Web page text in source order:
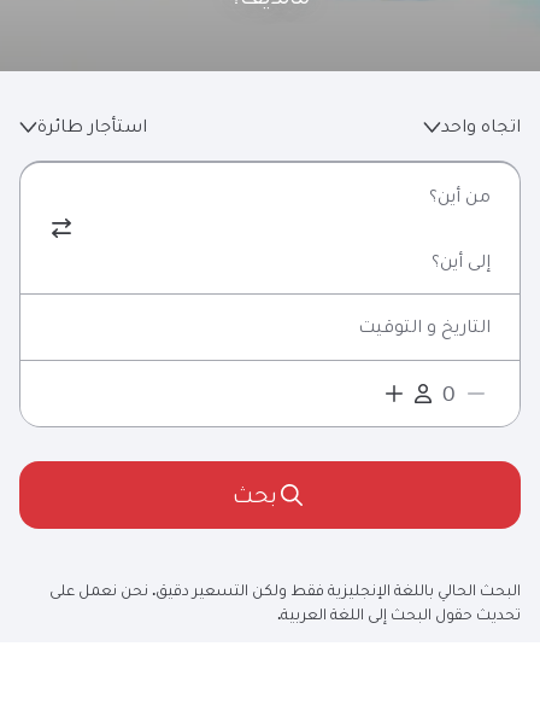
اتجاه واحد استأجار طائرة
من أين؟
إلى أين؟
التاريخ و التوقيت
بحث
البحث الحالي باللغة الإنجليزية فقط ولكن التسعير دقيق. نحن نعمل على
تحديث حقول البحث إلى اللغة العربية.